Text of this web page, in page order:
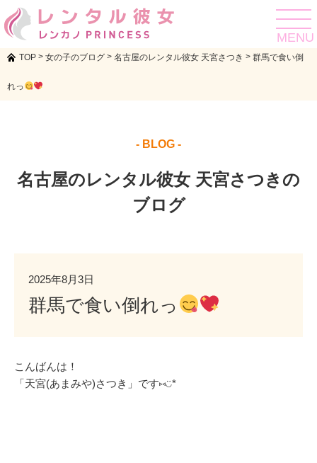
toggle
MENU
TOP > 女の子のブログ > 名古屋のレンタル彼女 天宮さつき > 群馬で食い倒
れっ
- BLOG -
名古屋のレンタル彼女 天宮さつきの
ブログ
2025年8月3日
群馬で食い倒れっ
こんばんは！
「天宮(あまみや)さつき」です⑅◡̈*